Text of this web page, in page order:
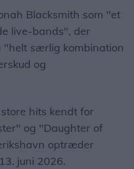
Blacksmith som "et
live-bands", der
"helt særlig kombination
og
hits kendt for
og "Daughter of
optræder
juni 2026.